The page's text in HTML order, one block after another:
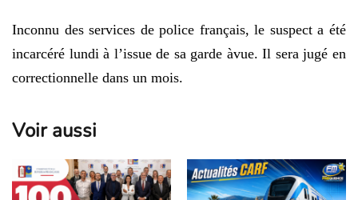
Inconnu des services de police français, le suspect a été
incarcéré lundi à l’issue de sa garde àvue. Il sera jugé en
correctionnelle dans un mois.
Voir aussi